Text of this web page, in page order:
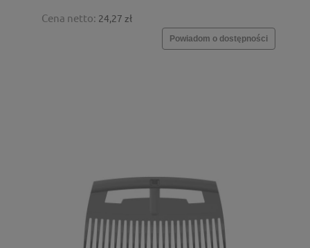
Cena netto: 24,27 zł
Powiadom o dostępności